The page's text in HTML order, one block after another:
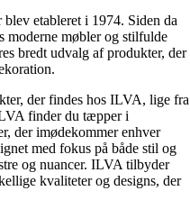
etableret i 1974. Siden da
moderne møbler og stilfulde
bredt udvalg af produkter, der
der findes hos ILVA, lige fra
finder du tæpper i
der imødekommer enhver
med fokus på både stil og
og nuancer. ILVA tilbyder
kvaliteter og designs, der